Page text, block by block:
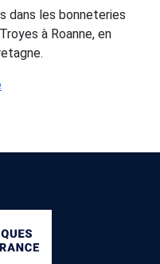
dans les bonneteries
à Roanne, en